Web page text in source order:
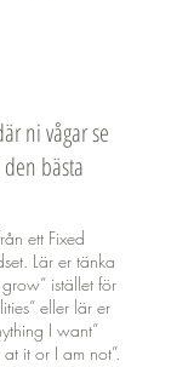
ni vågar se
bästa
ett Fixed
Lär er tänka
istället för
eller lär er
I want”
it or I am not”.